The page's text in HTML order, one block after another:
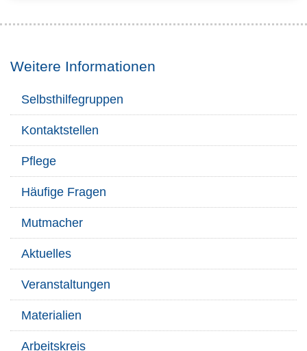
Weitere Informationen
Selbsthilfegruppen
Kontaktstellen
Pflege
Häufige Fragen
Mutmacher
Aktuelles
Veranstaltungen
Materialien
Arbeitskreis